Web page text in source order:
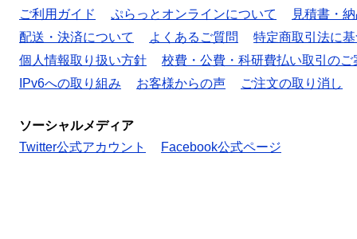
ご利用ガイド
ぷらっとオンラインについて
見積書・
配送・決済について
よくあるご質問
特定商取引法に
個人情報取り扱い方針
校費・公費・科研費払い取引のご
IPv6への取り組み
お客様からの声 ご注文の取り消し
ソーシャルメディア
Twitter公式アカウント
Facebook公式ページ